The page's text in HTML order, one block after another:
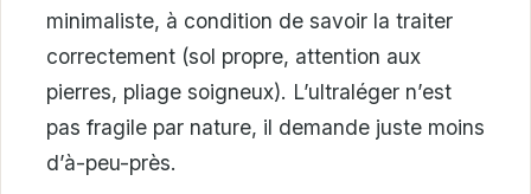
minimaliste, à condition de savoir la traiter
correctement (sol propre, attention aux
pierres, pliage soigneux). L’ultraléger n’est
pas fragile par nature, il demande juste moins
d’à-peu-près.